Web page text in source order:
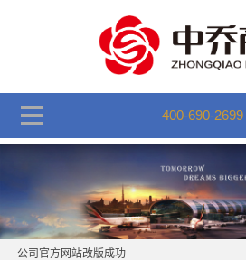
400-690-2699
微信平台公众号上线试运行,敬请关注！
公司迁至新址,联系电话不变
公司官方网站改版成功